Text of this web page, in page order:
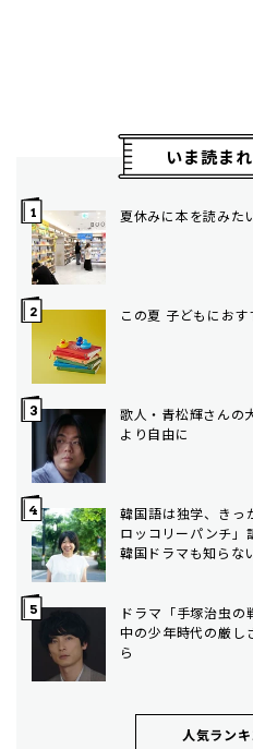
いま読ま
夏休みに本を読み
この夏 子どもにおす
歌人・青松輝さんの
より自由に
韓国語は独学、き
ロッコリーパンチ
韓国ドラマも知らな
ドラマ「手塚治虫
中の少年時代の厳し
ら
人気ラン